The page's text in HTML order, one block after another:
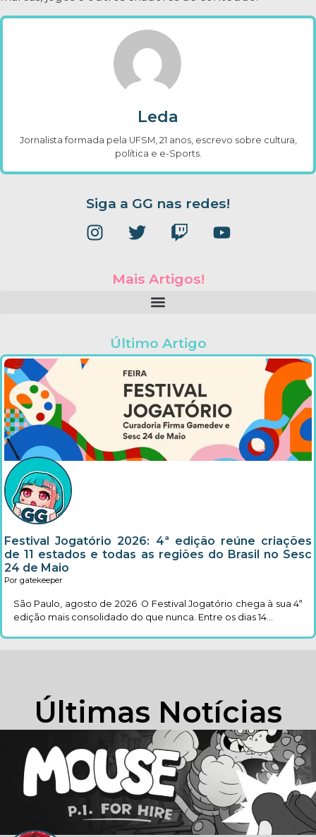
Leda
Jornalista formada pela UFSM, 21 anos, escrevo sobre cultura,
política e e-Sports.
Siga a GG nas redes!
Mais Artigos!
Último Artigo
Festival Jogatório 2026: 4ª edição reúne criações
de 11 estados e todas as regiões do Brasil no Sesc
24 de Maio
Por gatekeeper
São Paulo, agosto de 2026 O Festival Jogatório chega à sua 4ª
edição mais consolidado do que nunca. Entre os dias 14...
Últimas Notícias